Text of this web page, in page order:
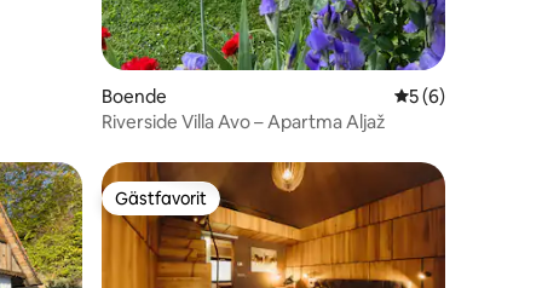
Boende 5 av 5 i
5 (6)
Riverside Villa Avo – Apartma Aljaž
Gästfavorit
Gästfavorit